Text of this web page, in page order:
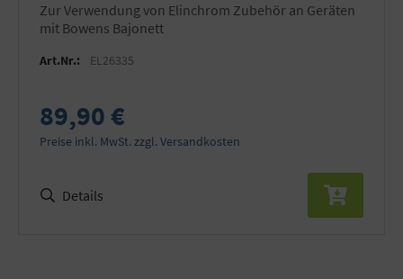
zur Verwendung von Elinchrom Zubehör an Geräten
mit Bowens Bajonett
Art.Nr.: EL26335
89,90 €
Preise inkl. MwSt. zzgl. Versandkosten
Details